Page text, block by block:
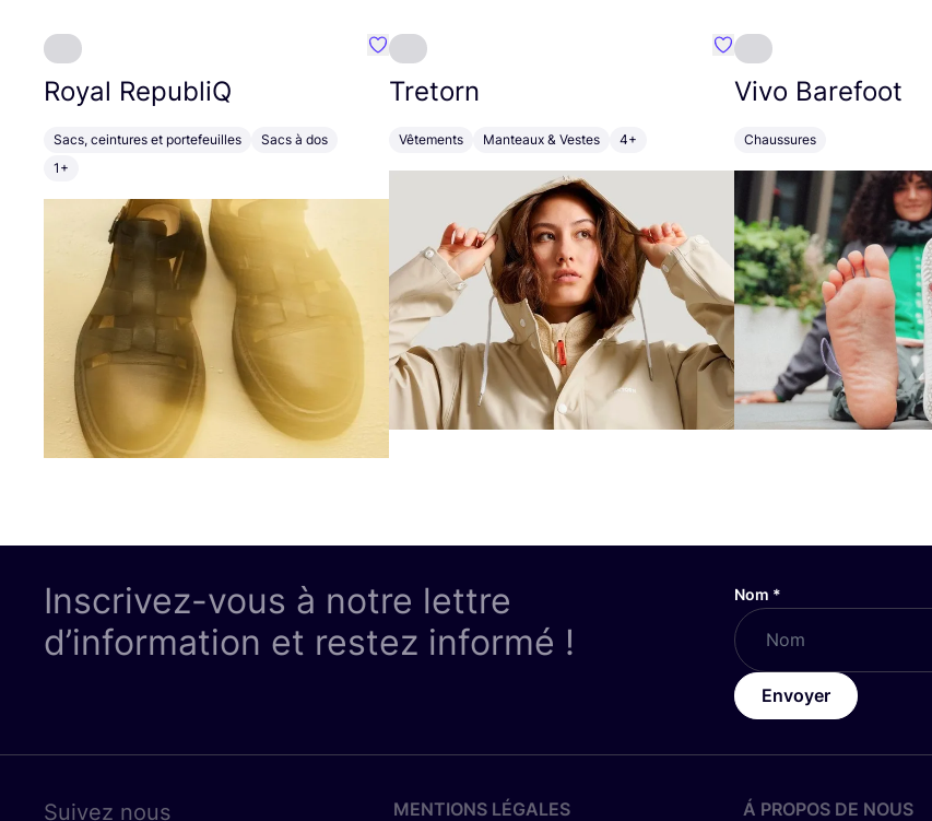
Royal RepubliQ
Sacs, ceintures et portefeuilles
Sacs à dos
1+
Préféré {nom}
Tretorn
Vêtements Manteaux & Vestes 4+
Préféré {nom}
Vivo Barefoot
Chaussures
Inscrivez-vous à notre lettre
d’information et restez informé !
Nom *
Envoyer
Suivez nous MENTIONS LÉGALES Á PROPOS DE NOUS